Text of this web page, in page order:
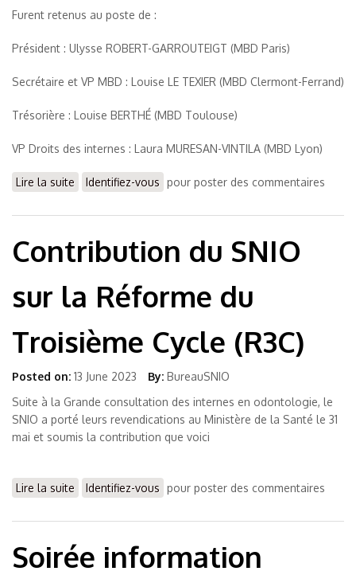
Furent retenus au poste de :
Président : Ulysse ROBERT-GARROUTEIGT (MBD Paris)
Secrétaire et VP MBD : Louise LE TEXIER (MBD Clermont-Ferrand)
Trésorière : Louise BERTHÉ (MBD Toulouse)
VP Droits des internes : Laura MURESAN-VINTILA (MBD Lyon)
Lire la suite de Le SNIO élit son nouveau bureau
Identifiez-vous pour poster des commentaires
Contribution du SNIO
sur la Réforme du
Troisième Cycle (R3C)
Posted on: 13 June 2023 By: BureauSNIO
Suite à la Grande consultation des internes en odontologie, le
SNIO a porté leurs revendications au Ministère de la Santé le 31
mai et soumis la contribution que voici
Lire la suite de Contribution du SNIO sur la Réforme du Troisième
Identifiez-vous pour poster des commentaires
Soirée information